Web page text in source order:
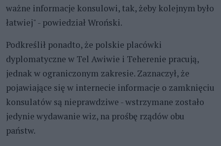
ważne informacje konsulowi, tak, żeby kolejnym było
łatwiej" - powiedział Wroński.
Podkreślił ponadto, że polskie placówki
dyplomatyczne w Tel Awiwie i Teherenie pracują,
jednak w ograniczonym zakresie. Zaznaczył, że
pojawiające się w internecie informacje o zamknięciu
konsulatów są nieprawdziwe - wstrzymane zostało
jedynie wydawanie wiz, na prośbę rządów obu
państw.